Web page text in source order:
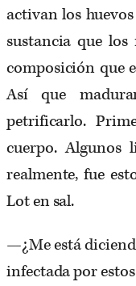
activan los
sustancia que
composición que
Así que
petrificarlo.
cuerpo. Algunos
realmente, fue
Lot en sal.
—¿Me está
infectada por